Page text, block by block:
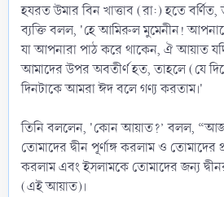
হযরত উমার বিন খাত্তাব (রা:) হতে
ব্যক্তি বলল, 'হে আমিরুল মুমেনীন!
যা আপনারা পাঠ করে থাকেন, ঐ আয়াত যদি
আমাদের উপর অবতীর্ণ হত, তাহলে (যে
দিনটাকে আমরা ঈদ বলে গণ্য করতাম।'
তিনি বললেন, 'কোন আয়াত?’ বলল,
তোমাদের দ্বীন পূর্ণাঙ্গ করলাম ও তোমাদের
করলাম এবং ইসলামকে তোমাদের জন্য
(এই আয়াত)।